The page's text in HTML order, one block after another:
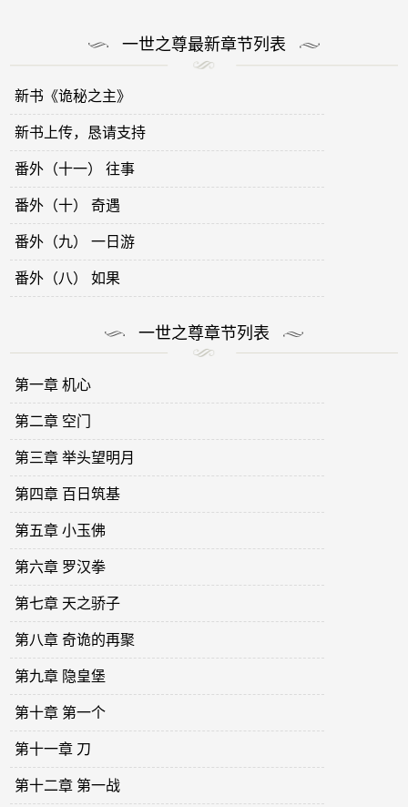
一世之尊最新章节列表
新书《诡秘之主》
新书上传，恳请支持
番外（十一） 往事
番外（十） 奇遇
番外（九） 一日游
番外（八） 如果
一世之尊章节列表
第一章 机心
第二章 空门
第三章 举头望明月
第四章 百日筑基
第五章 小玉佛
第六章 罗汉拳
第七章 天之骄子
第八章 奇诡的再聚
第九章 隐皇堡
第十章 第一个
第十一章 刀
第十二章 第一战